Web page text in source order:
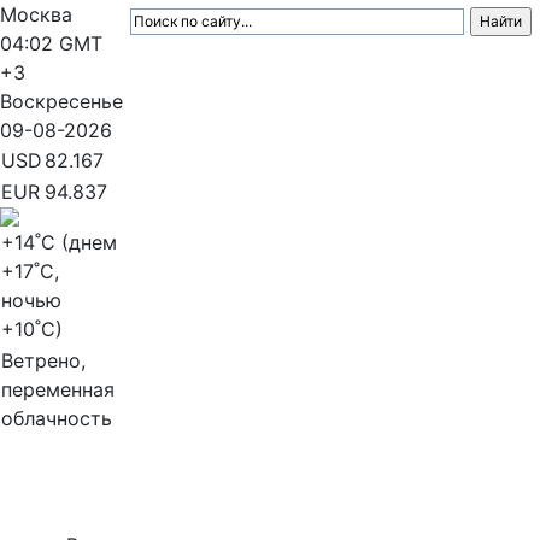
Москва
04:02 GMT
+3
Воскресенье
09-08-2026
USD 82.167
EUR 94.837
+14˚C (днем
+17˚C,
ночью
+10˚C)
Ветрено,
переменная
облачность